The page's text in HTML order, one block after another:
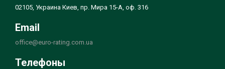
02105, Украина Киев, пр. Мира 15-А, оф. 316
Email
office@euro-rating.com.ua
Телефоны